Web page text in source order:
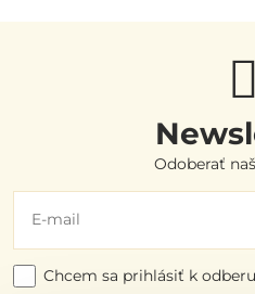
Odoberať
Chcem sa prihlásiť k